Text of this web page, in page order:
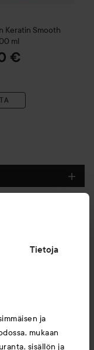
Tietoja
ja
mukaan
sisällön ja
Keratin Smooth
ml
€